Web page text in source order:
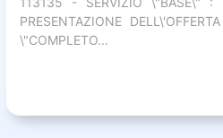
PRESENTAZIONE
\"COMPLETO...